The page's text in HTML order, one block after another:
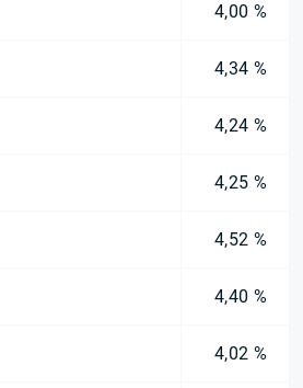
4,00 %
4,34 %
4,24 %
4,25 %
4,52 %
4,40 %
4,02 %